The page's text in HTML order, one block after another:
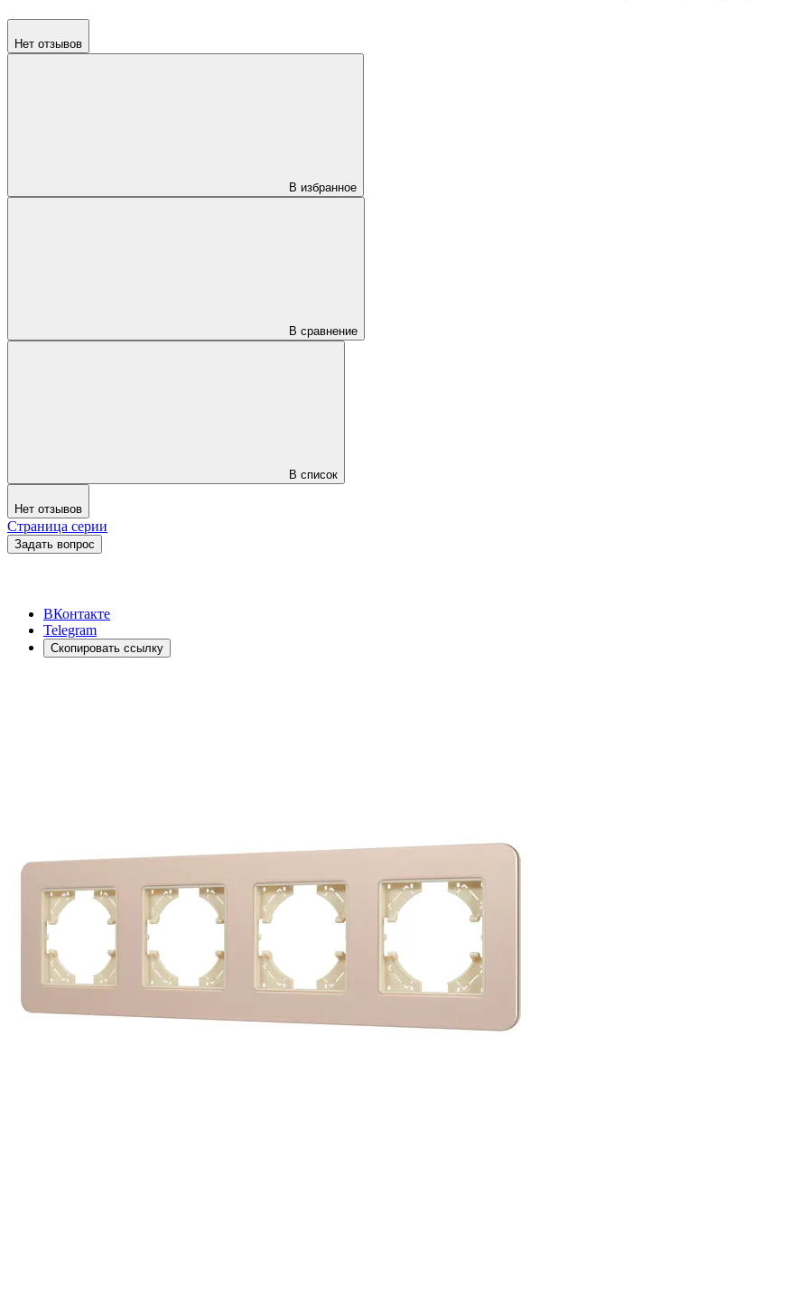
Нет отзывов
В избранное
В сравнение
В список
Нет отзывов
Страница серии
Задать вопрос
ВКонтакте
Telegram
Скопировать ссылку